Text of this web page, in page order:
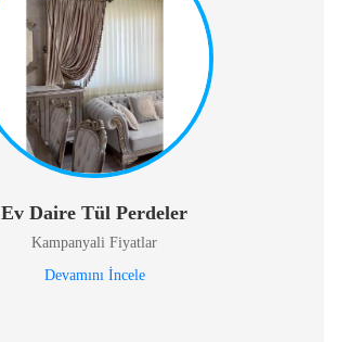
Ev Daire Tül Perdeler
Kampanyali Fiyatlar
Devamını İncele